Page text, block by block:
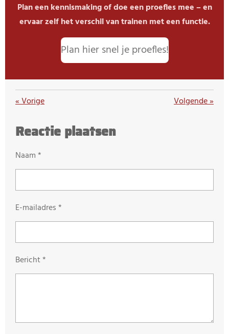
Plan een kennismaking of doe een proefles mee – en
ervaar zelf het verschil van trainen met een functie.
Plan hier snel je proefles!
«Vorige Volgende»
Reactie plaatsen
Naam *
E-mailadres *
Bericht *